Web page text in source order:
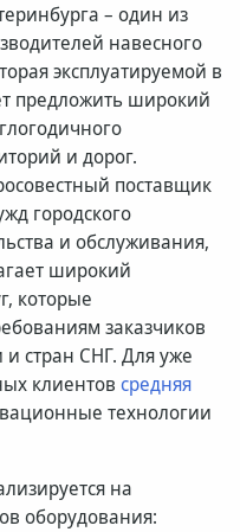
– один из
навесного
эксплуатируемой в
предложить широкий
и дорог.
поставщик
городского
и обслуживания,
широкий
которые
заказчиков
и стран СНГ. Для уже
клиентов средняя
технологии
на
оборудования: